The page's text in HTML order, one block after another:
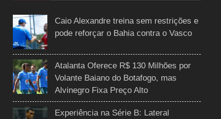
Caio Alexandre treina sem restrições e
pode reforçar o Bahia contra o Vasco
Atalanta Oferece R$ 130 Milhões por
Volante Baiano do Botafogo, mas
Alvinegro Fixa Preço Alto
Experiência na Série B: Lateral